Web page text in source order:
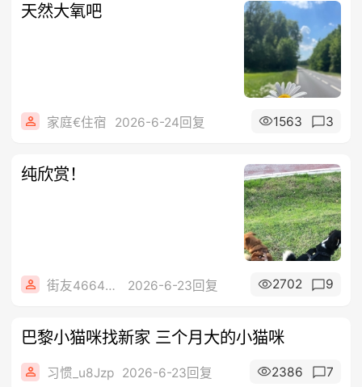
天然大氧吧
家庭€住宿 2026-6-24回复 1563 3
纯欣赏！
街友46644896 2026-6-23回复 2702 9
巴黎小猫咪找新家 三个月大的小猫咪
习惯_u8Jzp 2026-6-23回复 2386 7